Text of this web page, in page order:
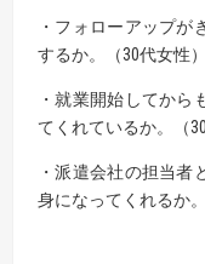
・フォローアップが
するか。（30代女性）
・就業開始してから
てくれているか。（
・派遣会社の担当者
身になってくれるか